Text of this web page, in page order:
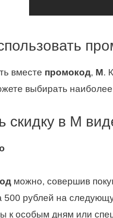
вместе промокод, М.
выбирать
скидку в М
можно, совершив
500 рублей на
к особым дням или